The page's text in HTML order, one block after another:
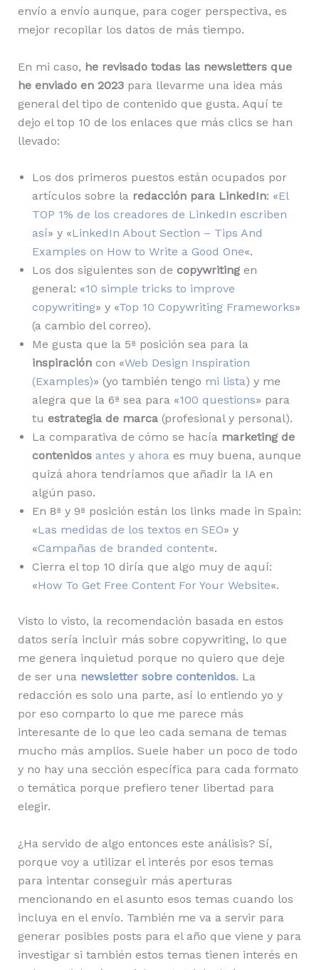
envío a envío aunque, para coger perspectiva, es
mejor recopilar los datos de más tiempo.
En mi caso, he revisado todas las newsletters que
he enviado en 2023 para llevarme una idea más
general del tipo de contenido que gusta. Aquí te
dejo el top 10 de los enlaces que más clics se han
llevado:
Los dos primeros puestos están ocupados por
artículos sobre la redacción para LinkedIn: «El
TOP 1% de los creadores de LinkedIn escriben
así» y «LinkedIn About Section – Tips And
Examples on How to Write a Good One«.
Los dos siguientes son de copywriting en
general: «10 simple tricks to improve
copywriting» y «Top 10 Copywriting Frameworks»
(a cambio del correo).
Me gusta que la 5ª posición sea para la
inspiración con «Web Design Inspiration
(Examples)» (yo también tengo mi lista) y me
alegra que la 6ª sea para «100 questions» para
tu estrategia de marca (profesional y personal).
La comparativa de cómo se hacía marketing de
contenidos antes y ahoraes muy buena, aunque
quizá ahora tendríamos que añadir la IA en
algún paso.
En 8ª y 9ª posición están los links made in Spain:
«Las medidas de los textos en SEO» y
«Campañas de branded content«.
Cierra el top 10 diría que algo muy de aquí:
«How To Get Free Content For Your Website«.
Visto lo visto, la recomendación basada en estos
datos sería incluir más sobre copywriting, lo que
me genera inquietud porque no quiero que deje
de ser una newsletter sobre contenidos. La
redacción es solo una parte, así lo entiendo yo y
por eso comparto lo que me parece más
interesante de lo que leo cada semana de temas
mucho más amplios. Suele haber un poco de todo
y no hay una sección específica para cada formato
o temática porque prefiero tener libertad para
elegir.
¿Ha servido de algo entonces este análisis? Sí,
porque voy a utilizar el interés por esos temas
para intentar conseguir más aperturas
mencionando en el asunto esos temas cuando los
incluya en el envío. También me va a servir para
generar posibles posts para el año que viene y para
investigar si también estos temas tienen interés en